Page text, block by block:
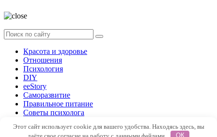
Красота и здоровье
Отношения
Психология
DIY
ееStory
Саморазвитие
Правильное питание
Советы психолога
Этот сайт использует cookie для вашего удобства. Находясь здесь, вы
даёте свое согласие на работу с данными файлами.
ОК